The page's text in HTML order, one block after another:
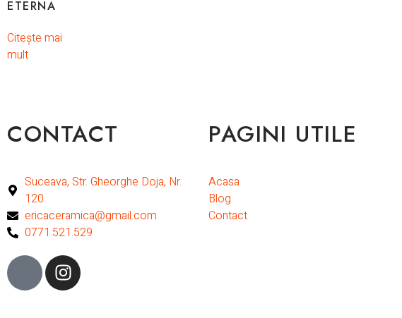
ETERNA
Citește mai
mult
CONTACT
Suceava, Str. Gheorghe Doja, Nr.
120
ericaceramica@gmail.com
0771.521.529
PAGINI UTILE
Acasa
Blog
Contact